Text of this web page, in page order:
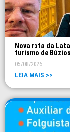
Nova rota da
turismo de
05/08/2026
LEIA MAIS >>